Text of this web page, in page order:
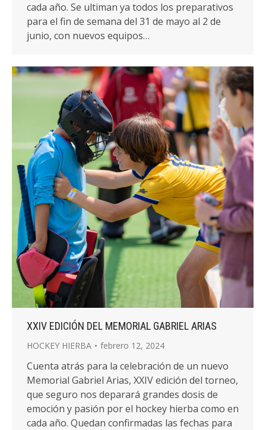
cada año. Se ultiman ya todos los preparativos
para el fin de semana del 31 de mayo al 2 de
junio, con nuevos equipos…
XXIV EDICIÓN DEL MEMORIAL GABRIEL ARIAS
HOCKEY HIERBA febrero 12, 2024
Cuenta atrás para la celebración de un nuevo
Memorial Gabriel Arias, XXIV edición del torneo,
que seguro nos deparará grandes dosis de
emoción y pasión por el hockey hierba como en
cada año. Quedan confirmadas las fechas para